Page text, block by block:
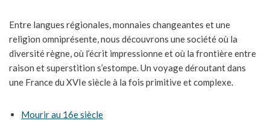
Entre langues régionales, monnaies changeantes et une
religion omniprésente, nous découvrons une société où la
diversité règne, où l’écrit impressionne et où la frontière entre
raison et superstition s’estompe. Un voyage déroutant dans
une France du XVIe siècle à la fois primitive et complexe.
Mourir au 16e siècle